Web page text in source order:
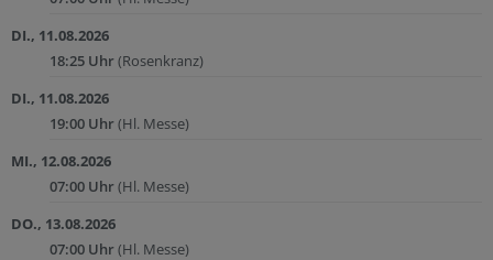
DI., 11.08.2026
18:25 Uhr(Rosenkranz)
DI., 11.08.2026
19:00 Uhr(Hl. Messe)
MI., 12.08.2026
07:00 Uhr(Hl. Messe)
DO., 13.08.2026
07:00 Uhr(Hl. Messe)